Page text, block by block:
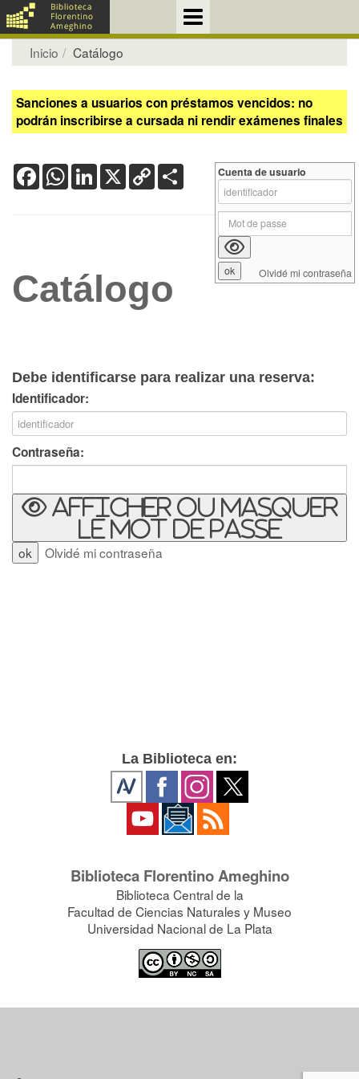
Inicio Catálogo
Sanciones a usuarios con préstamos vencidos: no
podrán inscribirse a cursada ni rendir exámenes finales
FacebookWhatsApp
LinkedIn
X Copy
Link
Catálogo
Debe identificarse para realizar una reserva:
Identificador:
Contraseña:
Afficher ou masquer
le mot de passe
Olvidé mi contraseña
Cuenta de usuario
Olvidé mi contraseña
La Biblioteca en:
Biblioteca Florentino Ameghino
Biblioteca Central de la
Facultad de Ciencias Naturales y Museo
Universidad Nacional de La Plata